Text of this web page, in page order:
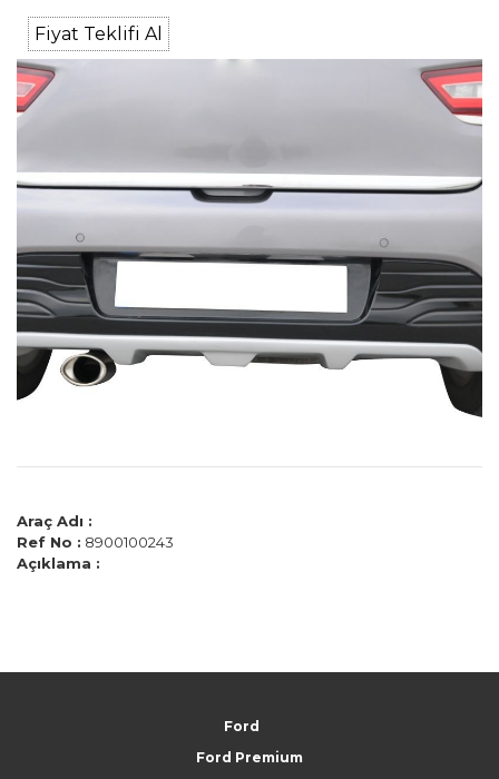
Fiyat Teklifi Al
Araç Adı :
Ref No : 8900100243
Açıklama :
Ford
Ford Premium